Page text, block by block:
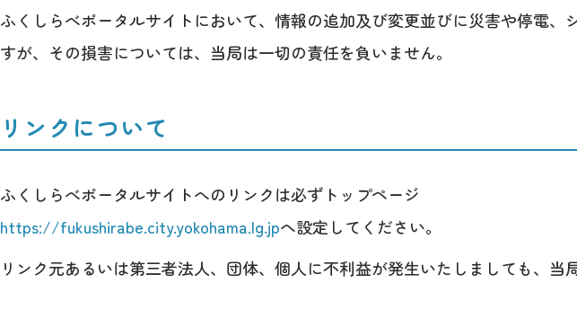
ふくしらべポータルサイトにおいて、情報の追加及び変更並びに災害や停電
すが、その損害については、当局は一切の責任を負いません。
リンクについて
ふくしらべポータルサイトへのリンクは必ずトップページ
https://fukushirabe.city.yokohama.lg.jpへ設定してください。
リンク元あるいは第三者法人、団体、個人に不利益が発生いたしましても、当